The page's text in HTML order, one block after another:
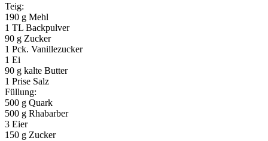
Teig:
190 g Mehl
1 TL Backpulver
90 g Zucker
1 Pck. Vanillezucker
1 Ei
90 g kalte Butter
1 Prise Salz
Füllung:
500 g Quark
500 g Rhabarber
3 Eier
150 g Zucker